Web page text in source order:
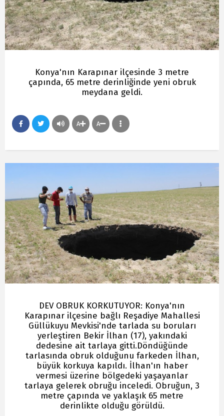
Konya'nın Karapınar ilçesinde 3 metre
çapında, 65 metre derinliğinde yeni obruk
meydana geldi.
A A
DEV OBRUK KORKUTUYOR: Konya'nın
Karapınar ilçesine bağlı Reşadiye Mahallesi
Güllükuyu Mevkisi'nde tarlada su boruları
yerleştiren Bekir İlhan (17), yakındaki
dedesine ait tarlaya gitti.Döndüğünde
tarlasında obruk olduğunu farkeden İlhan,
büyük korkuya kapıldı. İlhan'ın haber
vermesi üzerine bölgedeki yaşayanlar
tarlaya gelerek obruğu inceledi. Obruğun, 3
metre çapında ve yaklaşık 65 metre
derinlikte olduğu görüldü.